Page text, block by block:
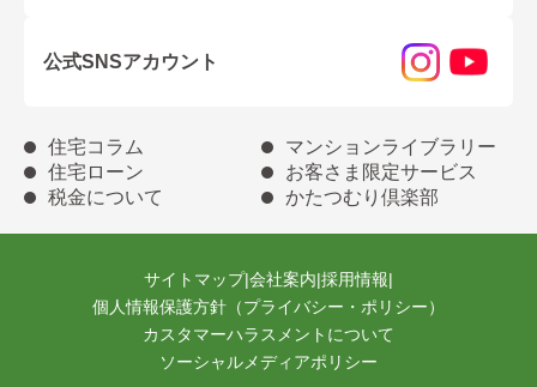
公式SNSアカウント
住宅コラム
マンションライブラリー
住宅ローン
お客さま限定サービス
税金について
かたつむり倶楽部
サイトマップ|会社案内|採用情報|
個人情報保護方針（プライバシー・ポリシー）
カスタマーハラスメントについて
ソーシャルメディアポリシー